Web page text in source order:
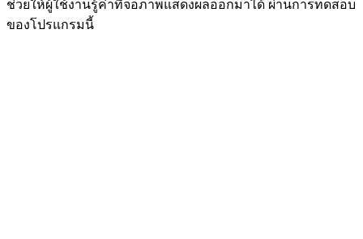
ช่วยให้ผู้ใช้งานรู้ค่าที่จอภาพแสดงผลออกมาได้ ผ่านการทดสอบ
ของโปรแกรมนี้